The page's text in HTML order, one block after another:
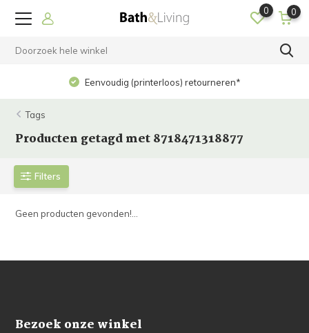
0 0
Eenvoudig (printerloos) retourneren*
Tags
Producten getagd met 8718471318877
Filters
Geen producten gevonden!...
Bezoek onze winkel